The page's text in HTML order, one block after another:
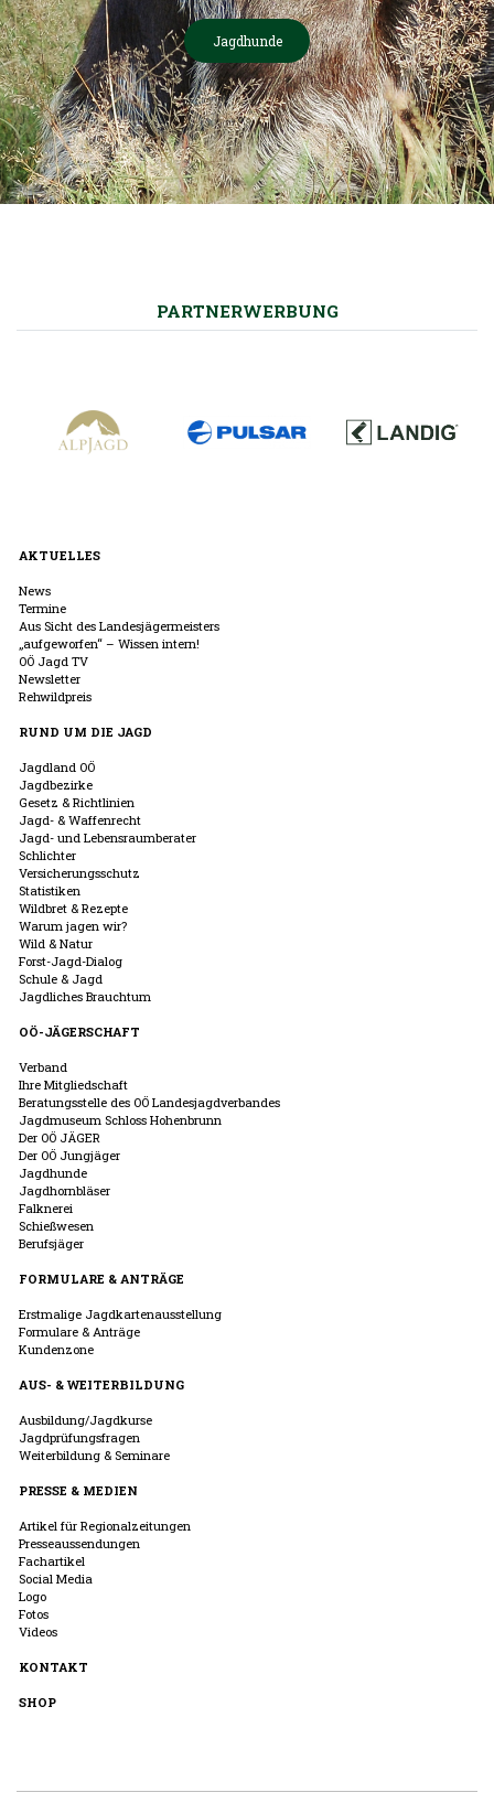
Jagdhunde
PARTNERWERBUNG
AKTUELLES
News
Termine
Aus Sicht des Landesjägermeisters
„aufgeworfen“ – Wissen intern!
OÖ Jagd TV
Newsletter
Rehwildpreis
RUND UM DIE JAGD
Jagdland OÖ
Jagdbezirke
Gesetz & Richtlinien
Jagd- & Waffenrecht
Jagd- und Lebensraumberater
Schlichter
Versicherungsschutz
Statistiken
Wildbret & Rezepte
Warum jagen wir?
Wild & Natur
Forst-Jagd-Dialog
Schule & Jagd
Jagdliches Brauchtum
OÖ-JÄGERSCHAFT
Verband
Ihre Mitgliedschaft
Beratungsstelle des OÖ Landesjagdverbandes
Jagdmuseum Schloss Hohenbrunn
Der OÖ JÄGER
Der OÖ Jungjäger
Jagdhunde
Jagdhornbläser
Falknerei
Schießwesen
Berufsjäger
FORMULARE & ANTRÄGE
Erstmalige Jagdkartenausstellung
Formulare & Anträge
Kundenzone
AUS- & WEITERBILDUNG
Ausbildung/Jagdkurse
Jagdprüfungsfragen
Weiterbildung & Seminare
PRESSE & MEDIEN
Artikel für Regionalzeitungen
Presseaussendungen
Fachartikel
Social Media
Logo
Fotos
Videos
KONTAKT
SHOP